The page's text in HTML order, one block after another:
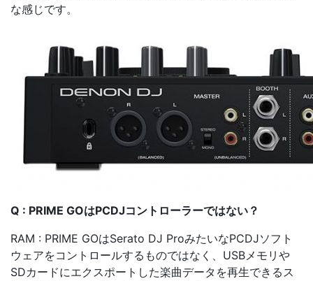
な感じです。
Q : PRIME GOはPCDJコントローラーではない？
RAM : PRIME GOはSerato DJ ProみたいなPCDJソフト
ウェアをコントロールするものではなく、USBメモリや
SDカードにエクスポートした楽曲データを再生できるス